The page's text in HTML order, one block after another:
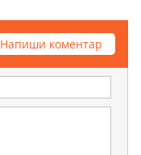
Напиши коментар